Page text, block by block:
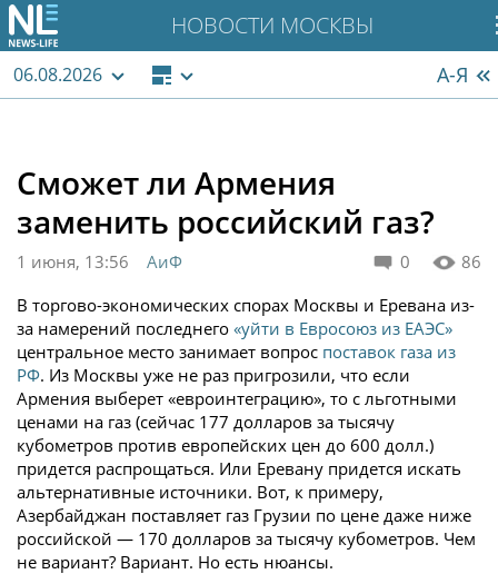
НОВОСТИ МОСКВЫ
06.08.2026 А-Я
Сможет ли Армения
заменить российский газ?
0 86
1 июня, 13:56
АиФ
В торгово-экономических спорах Москвы и Еревана из-
за намерений последнего «уйти в Евросоюз из ЕАЭС»
центральное место занимает вопрос поставок газа из
РФ. Из Москвы уже не раз пригрозили, что если
Армения выберет «евроинтеграцию», то с льготными
ценами на газ (сейчас 177 долларов за тысячу
кубометров против европейских цен до 600 долл.)
придется распрощаться. Или Еревану придется искать
альтернативные источники. Вот, к примеру,
Азербайджан поставляет газ Грузии по цене даже ниже
российской — 170 долларов за тысячу кубометров. Чем
не вариант? Вариант. Но есть нюансы.